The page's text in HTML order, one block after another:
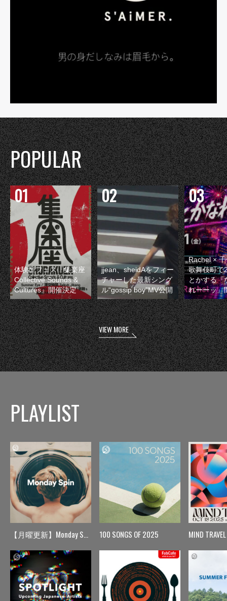
POPULAR
体験型フェス『集楽座
Collective Sounds &
Cultures』開催決定
jjean、sheidAをフィー
チャーした最新シング
ル“gossip boy”MV公開
Rachel ×
歌舞伎町で
とかする『
れーーッ』
VIEW MORE
PLAYLIST
【月曜更新】Monday Spin 100 SONGS OF 2025 MIND TRAVEL